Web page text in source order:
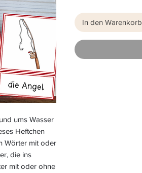
ums Wasser
Heftchen
Wörter mit oder
die ins
mit oder ohne
In den Warenkorb